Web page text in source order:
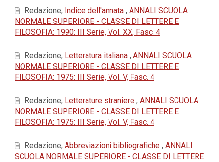
Redazione, Indice dell'annata , ANNALI SCUOLA
NORMALE SUPERIORE - CLASSE DI LETTERE E
FILOSOFIA: 1990: III Serie, Vol. XX, Fasc. 4
Redazione, Letteratura italiana , ANNALI SCUOLA
NORMALE SUPERIORE - CLASSE DI LETTERE E
FILOSOFIA: 1975: III Serie, Vol. V, Fasc. 4
Redazione, Letterature straniere , ANNALI SCUOLA
NORMALE SUPERIORE - CLASSE DI LETTERE E
FILOSOFIA: 1975: III Serie, Vol. V, Fasc. 4
Redazione, Abbreviazioni bibliografiche , ANNALI
SCUOLA NORMALE SUPERIORE - CLASSE DI LETTERE